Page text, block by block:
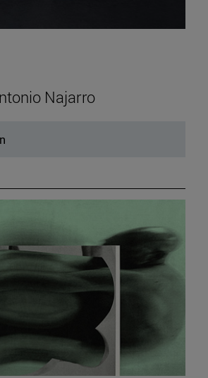
Najarro